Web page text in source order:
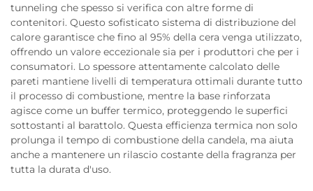
tunneling che spesso si verifica con altre forme di
contenitori. Questo sofisticato sistema di distribuzione del
calore garantisce che fino al 95% della cera venga utilizzato,
offrendo un valore eccezionale sia per i produttori che per i
consumatori. Lo spessore attentamente calcolato delle
pareti mantiene livelli di temperatura ottimali durante tutto
il processo di combustione, mentre la base rinforzata
agisce come un buffer termico, proteggendo le superfici
sottostanti al barattolo. Questa efficienza termica non solo
prolunga il tempo di combustione della candela, ma aiuta
anche a mantenere un rilascio costante della fragranza per
tutta la durata d'uso.